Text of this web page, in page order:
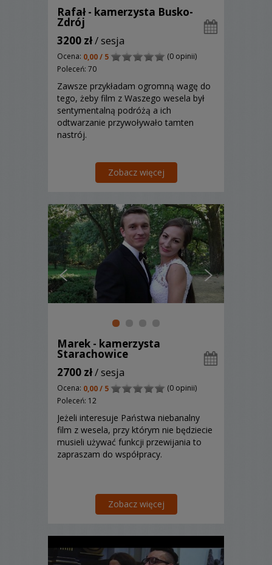
Rafał - kamerzysta Busko-
Zdrój
3200 zł/ sesja
Ocena: 0,00 / 5
(0 opinii)
Poleceń: 70
Zawsze przykładam ogromną wagę do
tego, żeby film z Waszego wesela był
sentymentalną podróżą a ich
odtwarzanie przywoływało tamten
nastrój.
Zobacz więcej
Marek - kamerzysta
Starachowice
2700 zł/ sesja
Ocena: 0,00 / 5
(0 opinii)
Poleceń: 12
Jeżeli interesuje Państwa niebanalny
film z wesela, przy którym nie będziecie
musieli używać funkcji przewijania to
zapraszam do współpracy.
Zobacz więcej